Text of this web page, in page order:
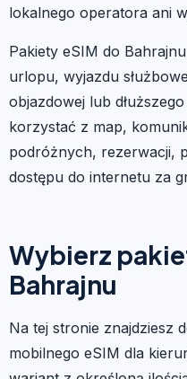
lokalnego operatora ani
Pakiety eSIM do
urlopu, wyjazdu
objazdowej lub
korzystać z map,
podróżnych, rezerwacji,
dostępu do internetu za
Wybierz
Bahrajnu
Na tej stronie znajdziesz
mobilnego eSIM dla